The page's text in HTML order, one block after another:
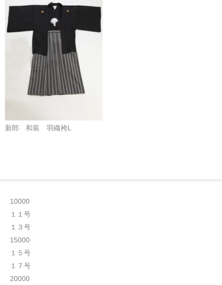
新郎 和装 羽織袴L
10000
１１号
１３号
15000
１５号
１７号
20000